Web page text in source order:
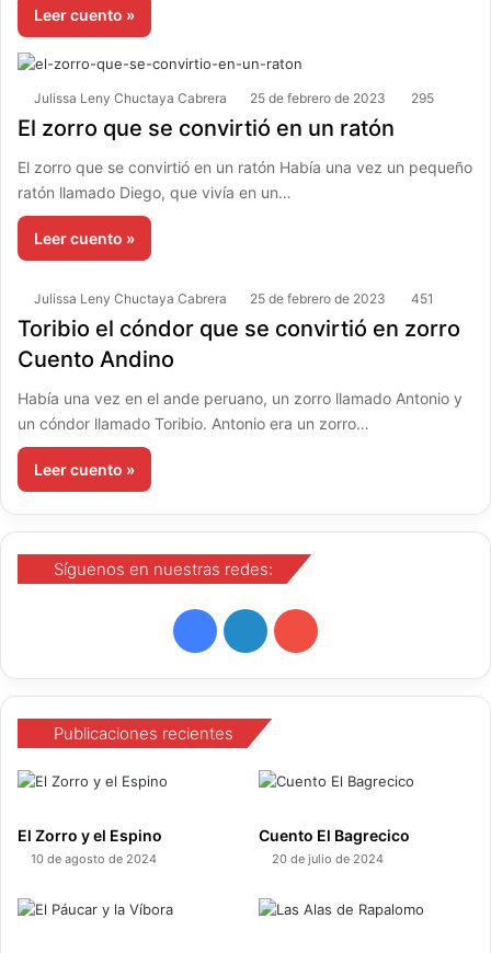
Leer cuento »
Julissa Leny Chuctaya Cabrera 25 de febrero de 2023 295
El zorro que se convirtió en un ratón
El zorro que se convirtió en un ratón Había una vez un pequeño
ratón llamado Diego, que vivía en un…
Leer cuento »
Julissa Leny Chuctaya Cabrera 25 de febrero de 2023 451
Toribio el cóndor que se convirtió en zorro
Cuento Andino
Había una vez en el ande peruano, un zorro llamado Antonio y
un cóndor llamado Toribio. Antonio era un zorro…
Leer cuento »
Síguenos en nuestras redes:
F
a
c
L
i
n
d
I
Y
o
b
Publicaciones recientes
El Zorro y el Espino
10 de agosto de 2024
Cuento El Bagrecico
20 de julio de 2024